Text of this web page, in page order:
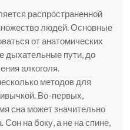
распространенной
людей. Основные
от анатомических
дыхательные пути, до
алкоголя.
методов для
Во-первых,
сна может значительно
Сон на боку, а не на спине,